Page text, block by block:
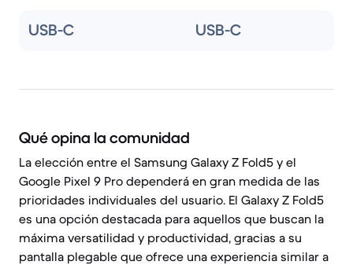
USB-C USB-C
Qué opina la comunidad
La elección entre el Samsung Galaxy Z Fold5 y el
Google Pixel 9 Pro dependerá en gran medida de las
prioridades individuales del usuario. El Galaxy Z Fold5
es una opción destacada para aquellos que buscan la
máxima versatilidad y productividad, gracias a su
pantalla plegable que ofrece una experiencia similar a